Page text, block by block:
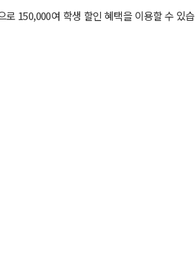
150,000여 학생 할인 혜택을 이용할 수 있